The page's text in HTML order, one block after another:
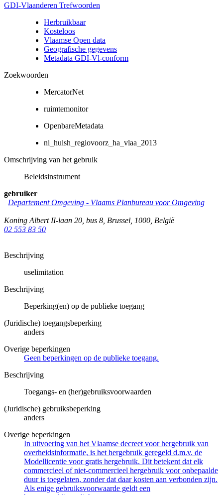
GDI-Vlaanderen Trefwoorden
Herbruikbaar
Kosteloos
Vlaamse Open data
Geografische gegevens
Metadata GDI-Vl-conform
Zoekwoorden
MercatorNet
ruimtemonitor
OpenbareMetadata
ni_huish_regiovoorz_ha_vlaa_2013
Omschrijving van het gebruik
Beleidsinstrument
gebruiker
Departement Omgeving - Vlaams Planbureau voor Omgeving
Koning Albert II-laan 20, bus 8 Brussel 1000 België
02 553 83 50
Beschrijving
uselimitation
Beschrijving
Beperking(en) op de publieke toegang
(Juridische) toegangsbeperking
anders
Overige beperkingen
Geen beperkingen op de publieke toegang.
Beschrijving
Toegangs- en (her)gebruiksvoorwaarden
(Juridische) gebruiksbeperking
anders
Overige beperkingen
In uitvoering van het Vlaamse decreet voor hergebruik van
overheidsinformatie, is het hergebruik geregeld d.m.v. de
Modellicentie voor gratis hergebruik. Dit betekent dat elk
commercieel of niet-commercieel hergebruik voor onbepaalde
duur is toegelaten, zonder dat daar kosten aan verbonden zijn.
Als enige gebruiksvoorwaarde geldt een